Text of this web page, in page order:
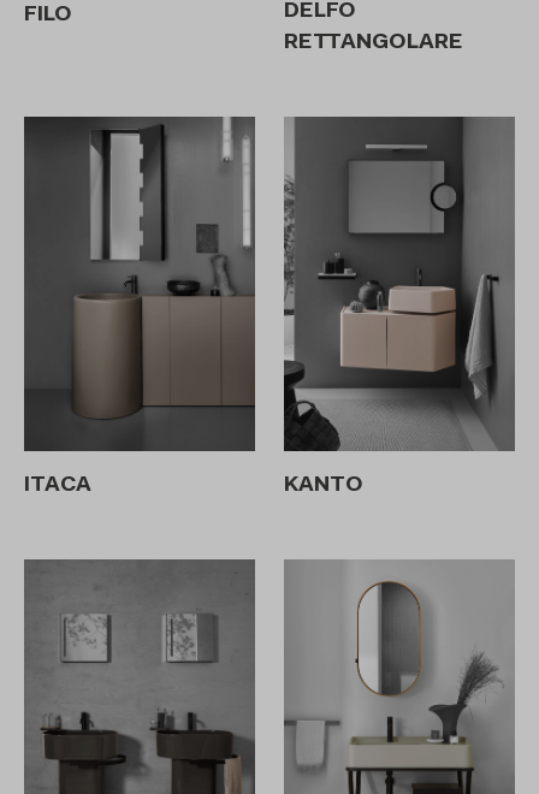
FILO
DELFO
RETTANGOLARE
ITACA KANTO